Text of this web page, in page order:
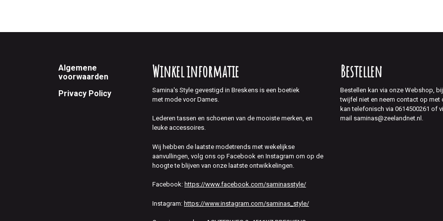
Footer
Algemene
voorwaarden
Privacy Policy
Winkel informatie
Samina's Style gevestigd in Breskens is een boetiek
met mode voor Dames.
Lederen tassen en schoenen van de mooiste merken, en
leuke accessoires.
Wij hebben de laatste modetrends met wekelijkse
aanvullingen, volg ons op Facebook en Instagram om op de
hoogte te blijven van onze laatste ontwikkelingen.
Facebook: https://www.facebook.com/saminasstyle/
Instagram: https://www.instagram.com/saminas_style/
Bestellen
Bestellen kan via onze Webshop,
twijfel niet en neem contact op met
kan telefonisch via 0614500261 of
mail saminas@zeelandnet.nl.